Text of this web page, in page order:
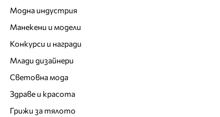
Модна индустрия
Манекени и модели
Конкурси и награди
Млади дизайнери
Световна мода
Здраве и красота
Грижи за тялото